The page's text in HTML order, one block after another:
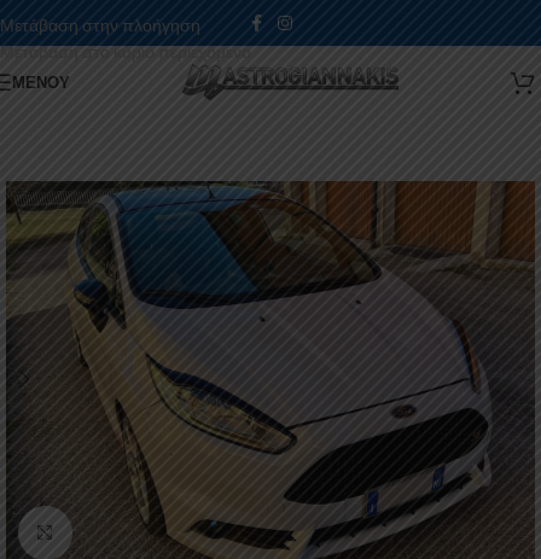
Μετάβαση στην πλοήγηση
Μετάβαση στο κύριο περιεχόμενο
ΜΕΝΟΎ
Κάντε κλικ για μεγέθυνση